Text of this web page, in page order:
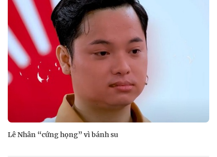
Lê Nhân “cứng họng” vì bánh su